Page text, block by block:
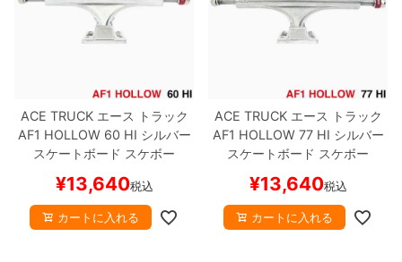
ACE TRUCKエース トラック
AF1 HOLLOW60 HI シルバー
スケートボード スケボー
¥13,640税込
カートに入れる
ACE TRUCKエース トラック
AF1 HOLLOW77 HI シルバー
スケートボード スケボー
¥13,640税込
カートに入れる